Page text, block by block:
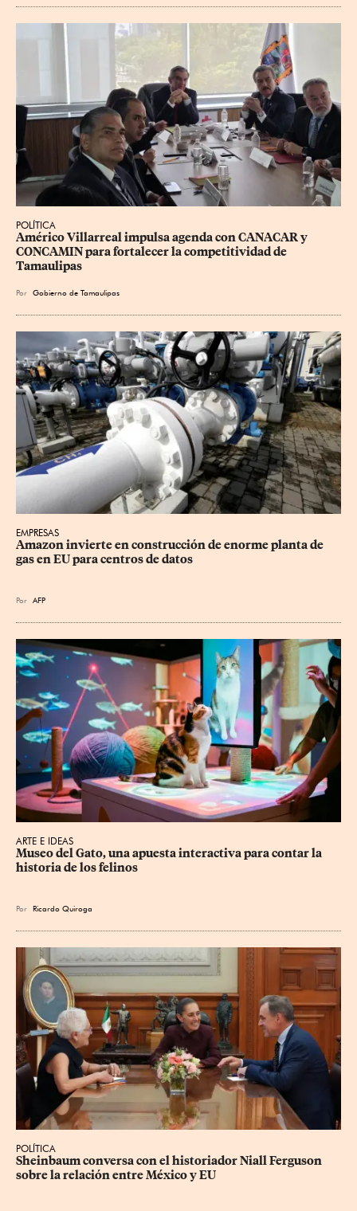
POLÍTICA
Américo Villarreal impulsa agenda con CANACAR y
CONCAMIN para fortalecer la competitividad de
Tamaulipas
Por Gobierno de Tamaulipas
EMPRESAS
Amazon invierte en construcción de enorme planta de
gas en EU para centros de datos
Por AFP
ARTE E IDEAS
Museo del Gato, una apuesta interactiva para contar la
historia de los felinos
Por Ricardo Quiroga
POLÍTICA
Sheinbaum conversa con el historiador Niall Ferguson
sobre la relación entre México y EU